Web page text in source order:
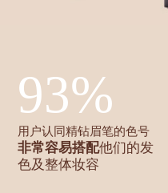
93%
用户认同精钻眉笔的色号
非常容易搭配他们的发
色及整体妆容